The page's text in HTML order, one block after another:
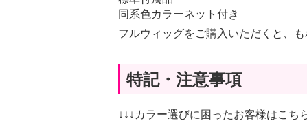
同系色カラーネット付き
フルウィッグをご購入いただくと、
特記・注意事項
↓↓↓カラー選びに困ったお客様はこち